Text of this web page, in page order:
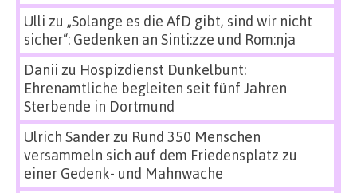
Ulli zu „Solange es die AfD gibt, sind wir nicht
sicher“: Gedenken an Sinti:zze und Rom:nja
Danii zu Hospizdienst Dunkelbunt:
Ehrenamtliche begleiten seit fünf Jahren
Sterbende in Dortmund
Ulrich Sanderzu Rund 350 Menschen
versammeln sich auf dem Friedensplatz zu
einer Gedenk- und Mahnwache